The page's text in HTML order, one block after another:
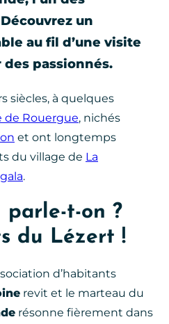
un
au fil d’une visite
passionnés.
siècles, à quelques
de Rouergue, nichés
et ont longtemps
du village de La
.
parle-t-on ?
du Lézert !
d’habitants
revit et le marteau du
résonne fièrement dans